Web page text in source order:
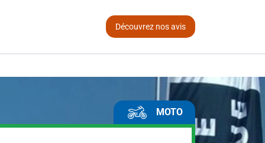
Découvrez nos avis
MOTO